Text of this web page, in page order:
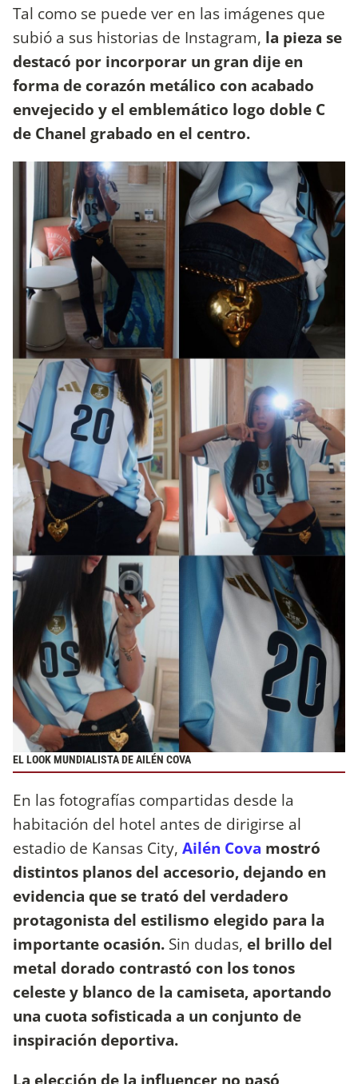
Tal como se puede ver en las imágenes que
subió a sus historias de Instagram, la pieza se
destacó por incorporar un gran dije en
forma de corazón metálico con acabado
envejecido y el emblemático logo doble C
de Chanel grabado en el centro.
EL LOOK MUNDIALISTA DE AILÉN COVA
En las fotografías compartidas desde la
habitación del hotel antes de dirigirse al
estadio de Kansas City, Ailén Cova mostró
distintos planos del accesorio, dejando en
evidencia que se trató del verdadero
protagonista del estilismo elegido para la
importante ocasión. Sin dudas, el brillo del
metal dorado contrastó con los tonos
celeste y blanco de la camiseta, aportando
una cuota sofisticada a un conjunto de
inspiración deportiva.
La elección de la influencer no pasó